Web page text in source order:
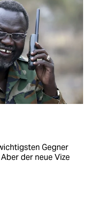
Gegner
der neue Vize